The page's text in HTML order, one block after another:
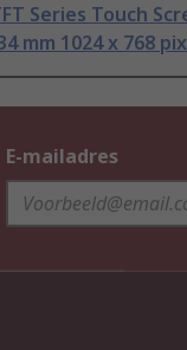
Series Touch
mm 1024 x 768
E-mailadres